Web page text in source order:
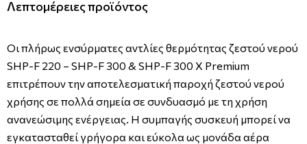
Λεπτομέρειες προϊόντος
Οι πλήρως ενσύρματες αντλίες θερμότητας ζεστού νερού
SHP-F 220 – SHP-F 300 & SHP-F 300 X Premium
επιτρέπουν την αποτελεσματική παροχή ζεστού νερού
χρήσης σε πολλά σημεία σε συνδυασμό με τη χρήση
ανανεώσιμης ενέργειας. Η συμπαγής συσκευή μπορεί να
εγκατασταθεί γρήγορα και εύκολα ως μονάδα αέρα